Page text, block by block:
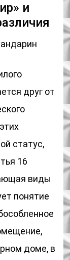
и
друг от
статус,
16
виды
понятие
доме, в